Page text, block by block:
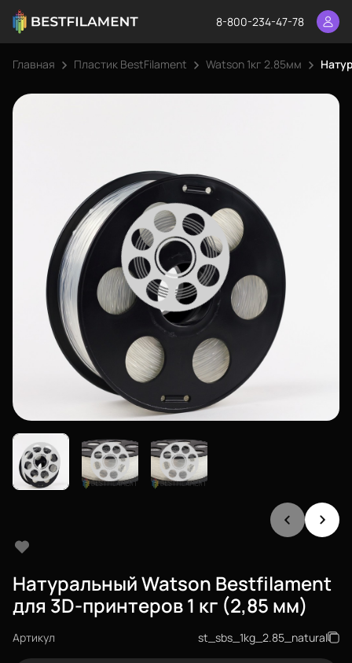
8-800-234-47-78
Главная Пластик BestFilament Watson 1кг 2.85мм
Натуральный Watson Bestfilament
для 3D-принтеров 1 кг (2,85 мм)
Артикул st_sbs_1kg_2.85_natural